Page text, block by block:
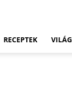
RECEPTEK VILÁG